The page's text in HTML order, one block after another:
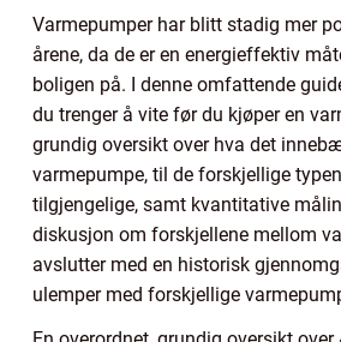
Varmepumper har blitt stadig mer
årene, da de er en energieffektiv
boligen på. I denne omfattende
du trenger å vite før du kjøper en
grundig oversikt over hva det
varmepumpe, til de forskjellige
tilgjengelige, samt kvantitative
diskusjon om forskjellene mellom
avslutter med en historisk
ulemper med forskjellige